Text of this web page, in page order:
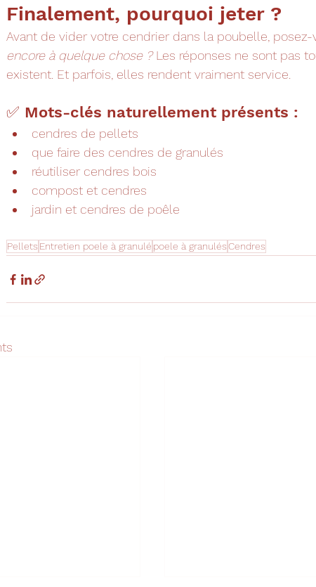
Finalement, pourquoi jeter ?
Avant de vider votre cendrier dans la poubelle,
encore à quelque chose ? Les réponses ne sont pas
existent. Et parfois, elles rendent vraiment service.
✅ Mots-clés naturellement présents :
cendres de pellets
que faire des cendres de granulés
réutiliser cendres bois
compost et cendres
jardin et cendres de poêle
Pellets Entretien poele à granulé poele à granulésCendres